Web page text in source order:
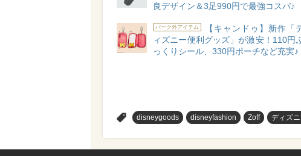
良デザイン＆3足990円で最強コスパ♪
パーク外アイテム
【キャンドゥ】新作「
ィズニー便利グッズ」が激安！110円
っくりシール、330円ポーチなど充実♪
disneygoods disneyfashion Zoff ディズ